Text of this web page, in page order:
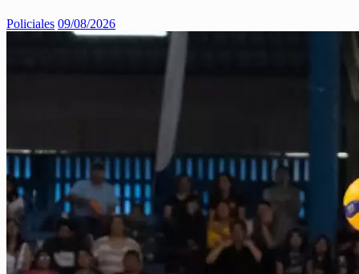
Policiales 09/08/2026